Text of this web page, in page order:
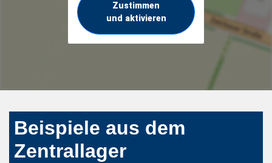
Zustimmen
und aktivieren
Beispiele aus dem
Zentrallager